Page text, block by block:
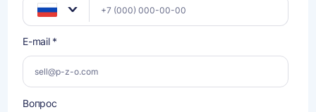
E-mail *
Вопрос